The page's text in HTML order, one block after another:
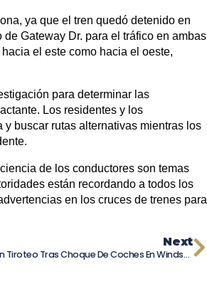
ya que el tren quedó detenido en
Gateway Dr. para el tráfico en ambas
el este como hacia el oeste,
para determinar las
Los residentes y los
buscar rutas alternativas mientras los
de los conductores son temas
están recordando a todos los
en los cruces de trenes para
Next
Herido En Tiroteo Tras Choque De Coches En Windsor Hills: Misterio Y Conmoción En La Calle